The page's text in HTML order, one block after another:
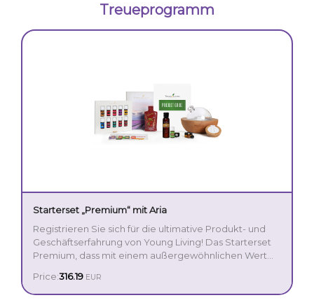
Treueprogramm
Starterset „Premium“ mit Aria
Registrieren Sie sich für die ultimative Produkt- und
Geschäftserfahrung von Young Living! Das Starterset
Premium, dass mit einem außergewöhnlichen Wert
Leistungsfähigkeit der ätherischen Öle ermöglicht, ist
die perfekte Option für alle, die es sich fest
Price:316.19 EUR